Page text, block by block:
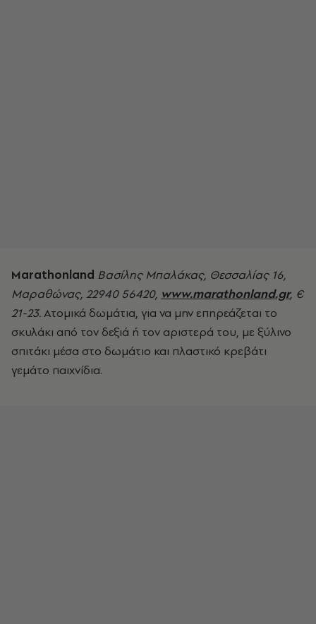
Marathonland Βασίλης Μπαλάκας, Θεσσαλίας 16,
Μαραθώνας, 22940 56420, www.marathonland.gr, €
21-23.Ατομικά δωμάτια, για να μην επηρεάζεται το
σκυλάκι από τον δεξιά ή τον αριστερά του, με ξύλινο
σπιτάκι μέσα στο δωμάτιο και πλαστικό κρεβάτι
γεμάτο παιχνίδια.